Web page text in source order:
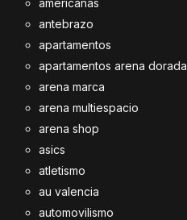
americanas
antebrazo
apartamentos
apartamentos arena dorada
arena marca
arena multiespacio
arena shop
asics
atletismo
au valencia
automovilismo